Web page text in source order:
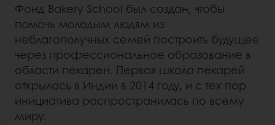
Фонд Bakery School был создан, чтобы
помочь молодым людям из
неблагополучных семей построить будущее
через профессиональное образование в
области пекарен. Первая школа пекарей
открылась в Индии в 2014 году, и с тех пор
инициатива распространилась по всему
миру.